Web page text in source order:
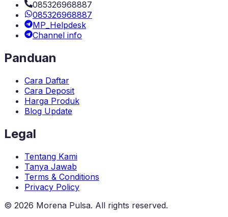
085326968887
085326968887
MP_Helpdesk
Channel info
Panduan
Cara Daftar
Cara Deposit
Harga Produk
Blog Update
Legal
Tentang Kami
Tanya Jawab
Terms & Conditions
Privacy Policy
© 2026 Morena Pulsa. All rights reserved.